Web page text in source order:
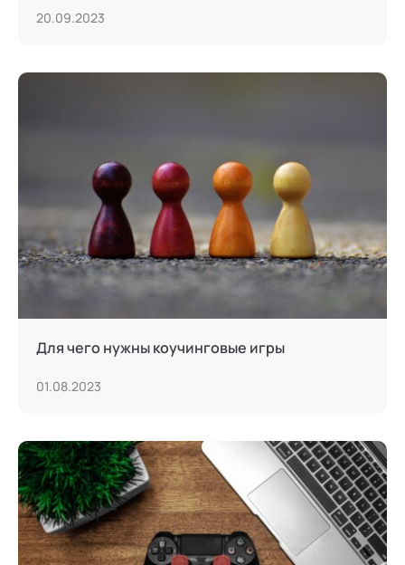
20.09.2023
Для чего нужны коучинговые игры
01.08.2023